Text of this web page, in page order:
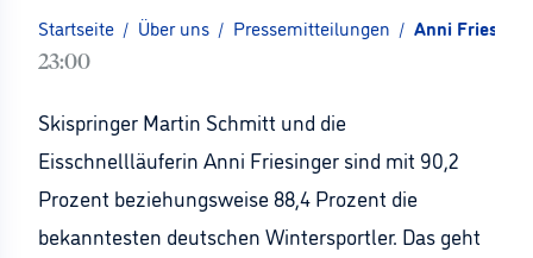
Startseite / Über uns / Pressemitteilungen / Anni
23:00
Skispringer Martin Schmitt und die
Eisschnellläuferin Anni Friesinger sind mit 90,2
Prozent beziehungsweise 88,4 Prozent die
bekanntesten deutschen Wintersportler. Das geht